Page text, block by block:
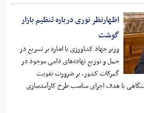
اظهارنظر نوری درباره تنظیم بازار
گوشت
وزیر جهاد کشاورزی با اشاره بر تسریع در
حمل و توزیع نهاده‌های دامی موجود در
گمرکات کشور، بر ضرورت تقویت
با هدف اجرای مناسب طرح کارآمدسازی